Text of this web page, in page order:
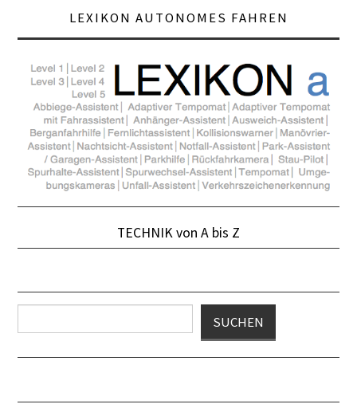
LEXIKON AUTONOMES FAHREN
TECHNIK von A bis Z
SUCHEN